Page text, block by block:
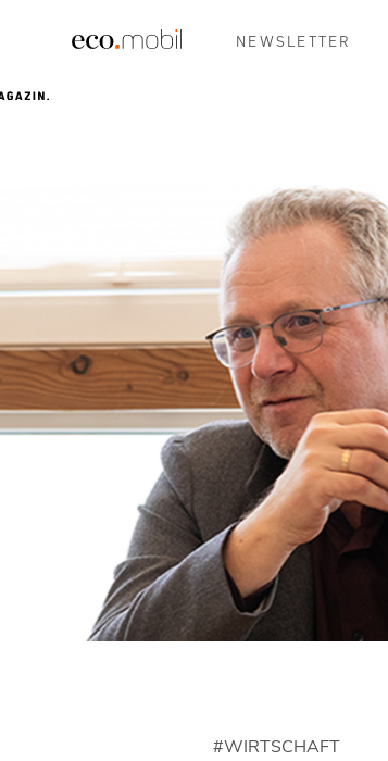
NEWSLETTER
#WIRTSCHAFT